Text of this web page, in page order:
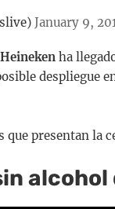
January 9,
Heineken ha
despliegue
que presentan la
alcohol